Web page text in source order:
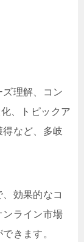
理解、コン
、トピックア
など、多岐
効果的なコ
ンライン市場
きます。